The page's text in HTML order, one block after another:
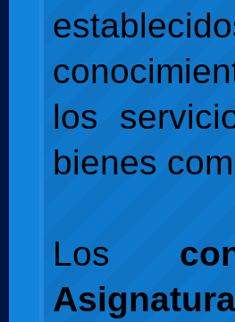
los
bienes
Los
Asignatura